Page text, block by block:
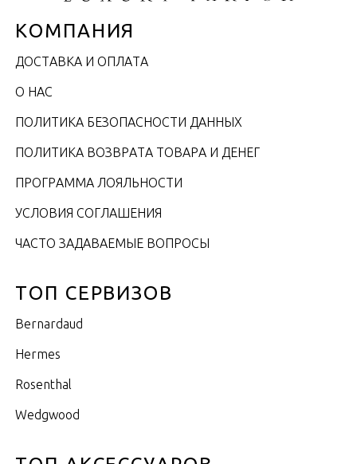
КОМПАНИЯ
ДОСТАВКА И ОПЛАТА
О НАС
ПОЛИТИКА БЕЗОПАСНОСТИ ДАННЫХ
ПОЛИТИКА ВОЗВРАТА ТОВАРА И ДЕНЕГ
ПРОГРАММА ЛОЯЛЬНОСТИ
УСЛОВИЯ СОГЛАШЕНИЯ
ЧАСТО ЗАДАВАЕМЫЕ ВОПРОСЫ
ТОП СЕРВИЗОВ
Bernardaud
Hermes
Rosenthal
Wedgwood